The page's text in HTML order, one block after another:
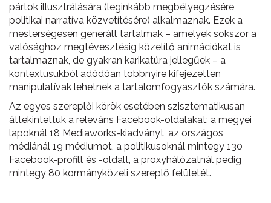
pártok illusztrálására (leginkább megbélyegzésére,
politikai narratíva közvetítésére) alkalmaznak. Ezek a
mesterségesen generált tartalmak – amelyek sokszor a
valósághoz megtévesztésig közelítő animációkat is
tartalmaznak, de gyakran karikatúra jellegűek – a
kontextusukból adódóan többnyire kifejezetten
manipulatívak lehetnek a tartalomfogyasztók számára.
Az egyes szereplői körök esetében szisztematikusan
áttekintettük a releváns Facebook-oldalakat: a megyei
lapoknál 18 Mediaworks-kiadványt, az országos
médiánál 19 médiumot, a politikusoknál mintegy 130
Facebook-profilt és -oldalt, a proxyhálózatnál pedig
mintegy 80 kormányközeli szereplő felületét.